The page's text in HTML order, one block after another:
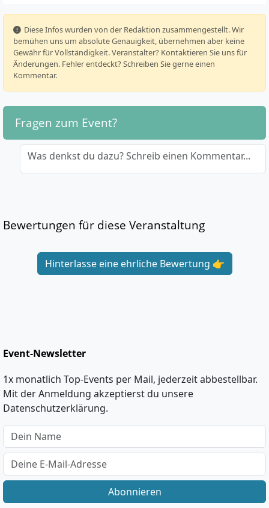
️ Diese Infos wurden von der Redaktion zusammengestellt. Wir
bemühen uns um absolute Genauigkeit, übernehmen aber keine
Gewähr für Vollständigkeit. Veranstalter? Kontaktieren Sie uns für
Änderungen. Fehler entdeckt? Schreiben Sie gerne einen
Kommentar.
Fragen zum Event?
Was denkst du dazu? Schreib einen Kommentar...
Bewertungen für diese Veranstaltung
Hinterlasse eine ehrliche Bewertung 👉
Event-Newsletter
1x monatlich Top-Events per Mail, jederzeit abbestellbar.
Mit der Anmeldung akzeptierst du unsere
Datenschutzerklärung.
Abonnieren